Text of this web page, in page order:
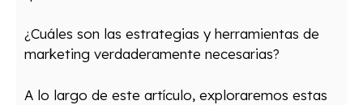
¿Cuáles son las estrategias y herramientas de
marketing verdaderamente necesarias?
A lo largo de este artículo, exploraremos estas